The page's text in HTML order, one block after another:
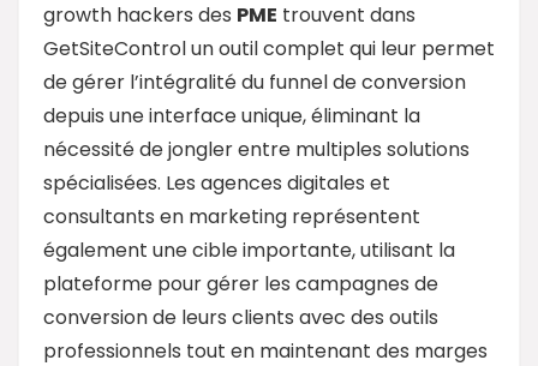
growth hackers des PME trouvent dans
GetSiteControl un outil complet qui leur permet
de gérer l’intégralité du funnel de conversion
depuis une interface unique, éliminant la
nécessité de jongler entre multiples solutions
spécialisées. Les agences digitales et
consultants en marketing représentent
également une cible importante, utilisant la
plateforme pour gérer les campagnes de
conversion de leurs clients avec des outils
professionnels tout en maintenant des marges